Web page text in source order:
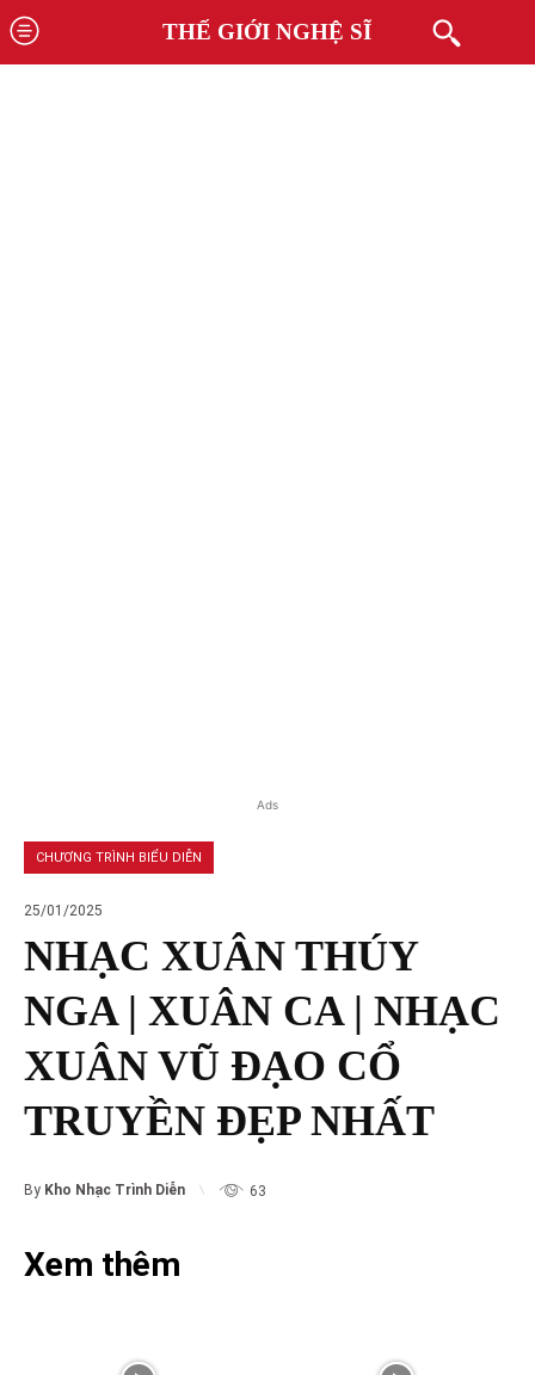
THẾ GIỚI NGHỆ SĨ
Ads
CHƯƠNG TRÌNH BIỂU DIỄN
25/01/2025
NHẠC XUÂN THÚY
NGA | XUÂN CA | NHẠC
XUÂN VŨ ĐẠO CỔ
TRUYỀN ĐẸP NHẤT
By Kho Nhạc Trình Diễn 63
Xem thêm